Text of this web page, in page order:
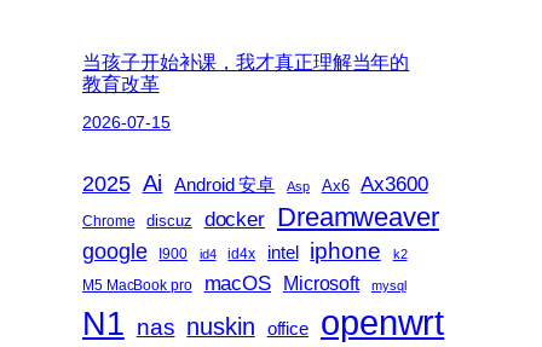
当孩子开始补课，我才真正理解当年的
教育改革
2026-07-15
2025 Ai Android 安卓 Asp Ax6 Ax3600
Chrome discuz docker Dreamweaver
google I900 id4 id4x intel iphone k2
M5 MacBook pro macOS Microsoft mysql
N1 nas nuskin office openwrt